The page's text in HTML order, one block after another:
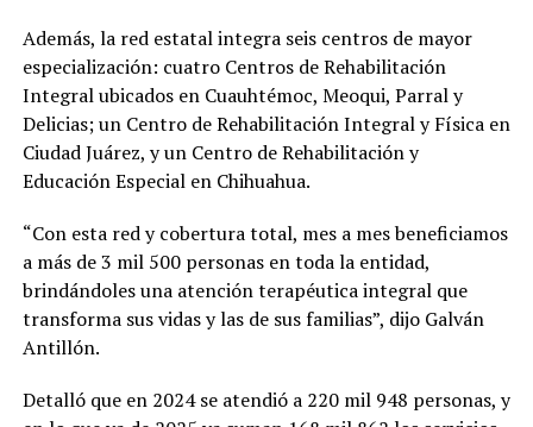
Además, la red estatal integra seis centros de mayor
especialización: cuatro Centros de Rehabilitación
Integral ubicados en Cuauhtémoc, Meoqui, Parral y
Delicias; un Centro de Rehabilitación Integral y Física en
Ciudad Juárez, y un Centro de Rehabilitación y
Educación Especial en Chihuahua.
“Con esta red y cobertura total, mes a mes beneficiamos
a más de 3 mil 500 personas en toda la entidad,
brindándoles una atención terapéutica integral que
transforma sus vidas y las de sus familias”, dijo Galván
Antillón.
Detalló que en 2024 se atendió a 220 mil 948 personas, y